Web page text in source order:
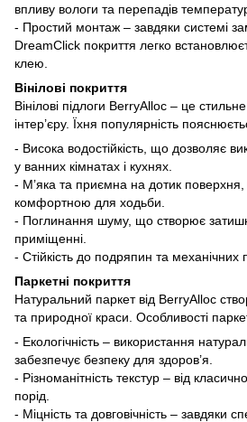
впливу вологи та перепадів
- Простий монтаж – завдяки системі
DreamClick покриття легко
клею.
Вінілові покриття
Вінілові підлоги BerryAlloc – це
інтер’єру. Їхня популярність
- Висока водостійкість, що дозволяє
у ванних кімнатах і кухнях.
- М’яка та приємна на дотик
комфортною для ходьби.
- Поглинання шуму, що створює
приміщенні.
- Стійкість до подряпин та
Паркетні покриття
Натуральний паркет від BerryAlloc
та природної краси. Особливості
- Екологічність – використання
забезпечує безпеку для здоров’я.
- Різноманітність текстур – від
порід.
- Міцність та довговічність – завдяки